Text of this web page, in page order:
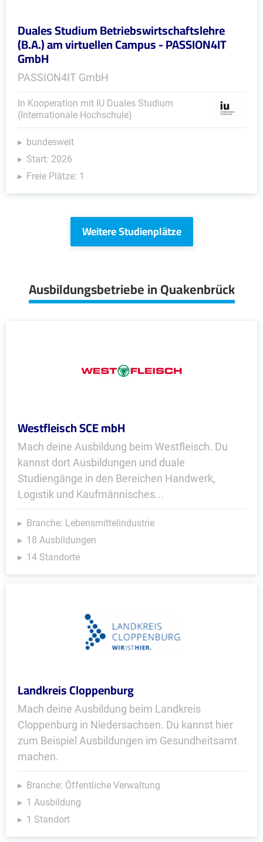
Duales Studium Betriebswirtschaftslehre
(B.A.) am virtuellen Campus - PASSION4IT
GmbH
PASSION4IT GmbH
In Kooperation mit IU Duales Studium
(Internationale Hochschule)
bundesweit
Start: 2026
Freie Plätze: 1
Weitere Studienplätze
Ausbildungsbetriebe in Quakenbrück
Westfleisch SCE mbH
Mach deine Ausbildung beim Westfleisch. Du
kannst dort Ausbildungen und duale
Studiengänge in den Bereichen Handwerk,
Logistik und Kaufmännisches...
Branche: Lebensmittelindustrie
18 Ausbildungen
14 Standorte
Landkreis Cloppenburg
Mach deine Ausbildung beim Landkreis
Cloppenburg in Niedersachsen. Du kannst hier
zum Beispiel Ausbildungen im Gesundheitsamt
machen.
Branche: Öffentliche Verwaltung
1 Ausbildung
1 Standort